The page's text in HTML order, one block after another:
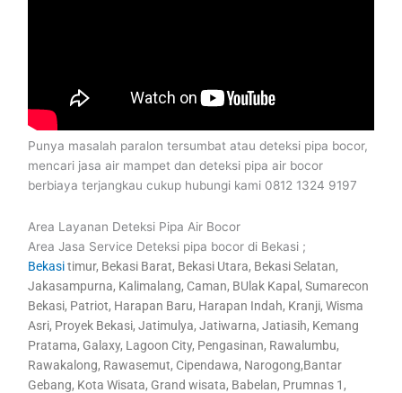
Punya masalah paralon tersumbat atau deteksi pipa bocor,
mencari jasa air mampet dan deteksi pipa air bocor
berbiaya terjangkau cukup hubungi kami 0812 1324 9197
Area Layanan Deteksi Pipa Air Bocor
Area Jasa Service Deteksi pipa bocor di Bekasi ;
Bekasitimur, Bekasi Barat, Bekasi Utara, Bekasi Selatan,
Jakasampurna, Kalimalang, Caman, BUlak Kapal, Sumarecon
Bekasi, Patriot, Harapan Baru, Harapan Indah, Kranji, Wisma
Asri, Proyek Bekasi, Jatimulya, Jatiwarna, Jatiasih, Kemang
Pratama, Galaxy, Lagoon City, Pengasinan, Rawalumbu,
Rawakalong, Rawasemut, Cipendawa, Narogong,Bantar
Gebang, Kota Wisata, Grand wisata, Babelan, Prumnas 1,